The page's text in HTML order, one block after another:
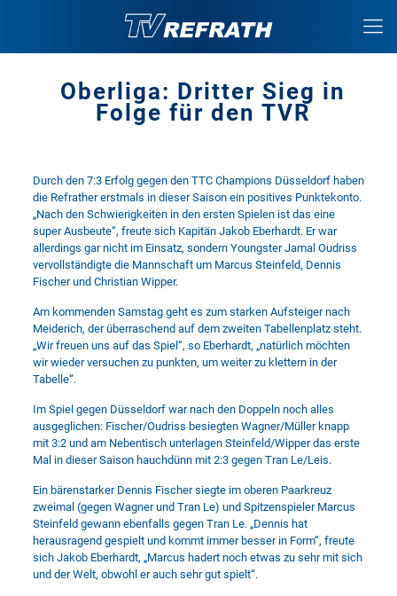
Oberliga: Dritter Sieg in
Folge für den TVR
Durch den 7:3 Erfolg gegen den TTC Champions Düsseldorf haben
die Refrather erstmals in dieser Saison ein positives Punktekonto.
„Nach den Schwierigkeiten in den ersten Spielen ist das eine
super Ausbeute“, freute sich Kapitän Jakob Eberhardt. Er war
allerdings gar nicht im Einsatz, sondern Youngster Jamal Oudriss
vervollständigte die Mannschaft um Marcus Steinfeld, Dennis
Fischer und Christian Wipper.
Am kommenden Samstag geht es zum starken Aufsteiger nach
Meiderich, der überraschend auf dem zweiten Tabellenplatz steht.
„Wir freuen uns auf das Spiel“, so Eberhardt, „natürlich möchten
wir wieder versuchen zu punkten, um weiter zu klettern in der
Tabelle“.
Im Spiel gegen Düsseldorf war nach den Doppeln noch alles
ausgeglichen: Fischer/Oudriss besiegten Wagner/Müller knapp
mit 3:2 und am Nebentisch unterlagen Steinfeld/Wipper das erste
Mal in dieser Saison hauchdünn mit 2:3 gegen Tran Le/Leis.
Ein bärenstarker Dennis Fischer siegte im oberen Paarkreuz
zweimal (gegen Wagner und Tran Le) und Spitzenspieler Marcus
Steinfeld gewann ebenfalls gegen Tran Le. „Dennis hat
herausragend gespielt und kommt immer besser in Form“, freute
sich Jakob Eberhardt, „Marcus hadert noch etwas zu sehr mit sich
und der Welt, obwohl er auch sehr gut spielt“.